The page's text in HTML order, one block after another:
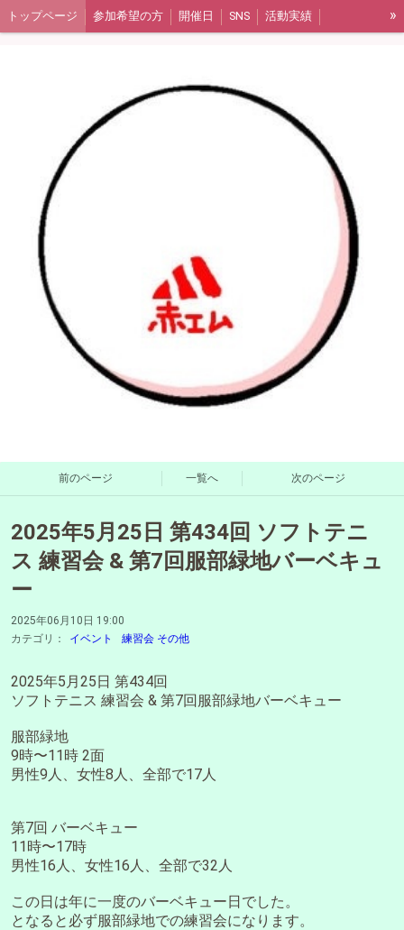
トップページ 参加希望の方 開催日 SNS 活動実績
活動報告（ブログ）
»
前のページ 一覧へ 次のページ
2025年5月25日 第434回 ソフトテニ
ス 練習会 & 第7回服部緑地バーベキュ
ー
2025年06月10日 19:00
カテゴリ：
イベント 練習会 その他
2025年5月25日 第434回
ソフトテニス 練習会 & 第7回服部緑地バーベキュー
服部緑地
9時〜11時 2面
男性9人、女性8人、全部で17人
第7回 バーベキュー
11時〜17時
男性16人、女性16人、全部で32人
この日は年に一度のバーベキュー日でした。
となると必ず服部緑地での練習会になります。